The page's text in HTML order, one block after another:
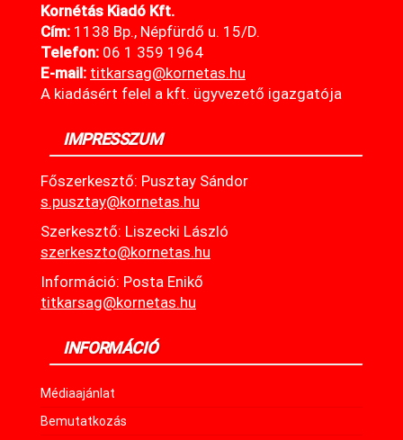
Kornétás Kiadó Kft.
Cím: 1138 Bp., Népfürdő u. 15/D.
Telefon: 06 1 359 1964
E-mail: titkarsag@kornetas.hu
A kiadásért felel a kft. ügyvezető igazgatója
IMPRESSZUM
Főszerkesztő: Pusztay Sándor
s.pusztay@kornetas.hu
Szerkesztő: Liszecki László
szerkeszto@kornetas.hu
Információ: Posta Enikő
titkarsag@kornetas.hu
INFORMÁCIÓ
Médiaajánlat
Bemutatkozás